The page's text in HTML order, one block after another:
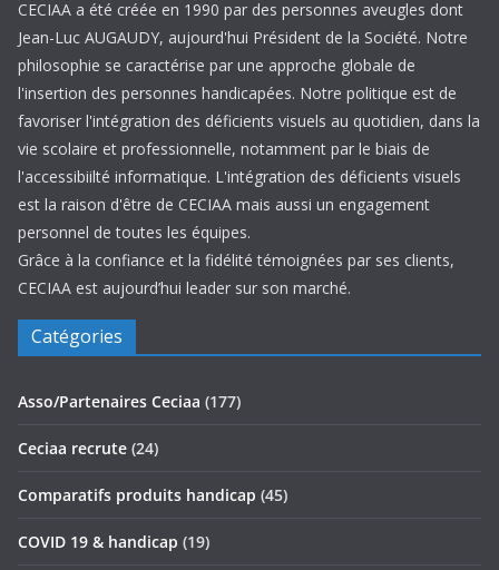
CECIAA a été créée en 1990 par des personnes aveugles dont
Jean-Luc AUGAUDY, aujourd'hui Président de la Société. Notre
philosophie se caractérise par une approche globale de
l'insertion des personnes handicapées. Notre politique est de
favoriser l'intégration des déficients visuels au quotidien, dans la
vie scolaire et professionnelle, notamment par le biais de
l'accessibiilté informatique. L'intégration des déficients visuels
est la raison d'être de CECIAA mais aussi un engagement
personnel de toutes les équipes.
Grâce à la confiance et la fidélité témoignées par ses clients,
CECIAA est aujourd’hui leader sur son marché.
Catégories
Asso/Partenaires Ceciaa (177)
Ceciaa recrute (24)
Comparatifs produits handicap (45)
COVID 19 & handicap (19)